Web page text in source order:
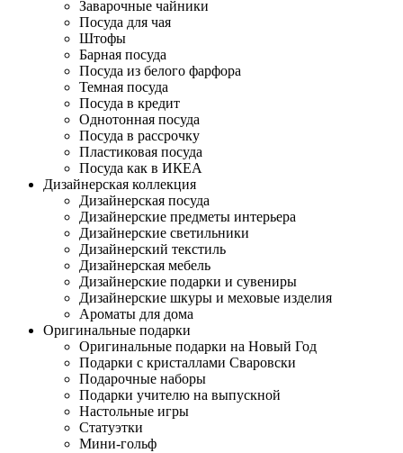
Заварочные чайники
Посуда для чая
Штофы
Барная посуда
Посуда из белого фарфора
Темная посуда
Посуда в кредит
Однотонная посуда
Посуда в рассрочку
Пластиковая посуда
Посуда как в ИКЕА
Дизайнерская коллекция
Дизайнерская посуда
Дизайнерские предметы интерьера
Дизайнерские светильники
Дизайнерский текстиль
Дизайнерская мебель
Дизайнерские подарки и сувениры
Дизайнерские шкуры и меховые изделия
Ароматы для дома
Оригинальные подарки
Оригинальные подарки на Новый Год
Подарки с кристаллами Сваровски
Подарочные наборы
Подарки учителю на выпускной
Настольные игры
Статуэтки
Мини-гольф